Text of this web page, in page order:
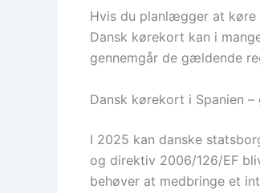
Hvis du planlægger at
Dansk kørekort kan i
gennemgår de gældende
Dansk kørekort i Spanien
I 2025 kan danske
og direktiv 2006/126/EF
behøver at medbringe et